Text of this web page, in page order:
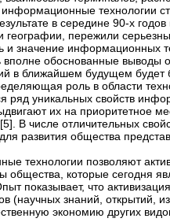
информационные технологии
в середине 90-х
географии, пережили
и значение информационных
обоснованные выводы о
в ближайшем будущем
роль в области
ряд уникальных свойств
их на приоритетное
В числе отличительных
для развития общества
технологии позволяют
которые сегодня
показывает, что
(научных знаний, открытий,
экономию других